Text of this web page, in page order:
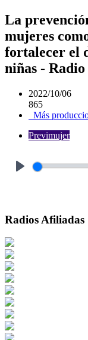
La
mujeres
fortalecer el
niñas -
2022/10/06
865
Más
Previmujer
Radios Afiliadas